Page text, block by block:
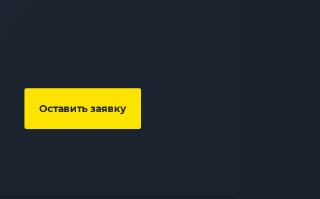
Оставить заявку